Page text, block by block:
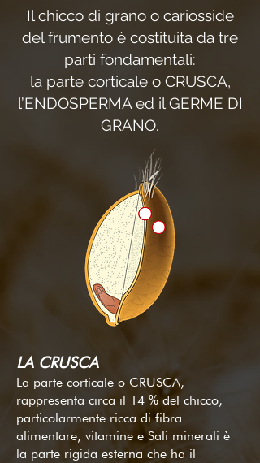
Il chicco di grano o cariosside
del frumento è costituita da tre
parti fondamentali:
la parte corticale o CRUSCA,
l’ENDOSPERMA ed il GERME DI
GRANO.
LA CRUSCA
La parte corticale o CRUSCA,
rappresenta circa il 14 % del chicco,
particolarmente ricca di fibra
alimentare, vitamine e Sali minerali è
la parte rigida esterna che ha il